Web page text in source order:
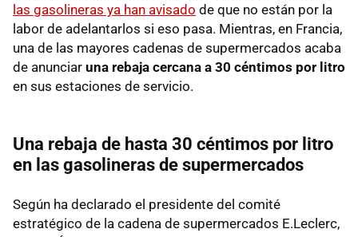
las gasolineras ya han avisado de que no están por la
labor de adelantarlos si eso pasa. Mientras, en Francia,
una de las mayores cadenas de supermercados acaba
de anunciar una rebaja cercana a 30 céntimos por litro
en sus estaciones de servicio.
Una rebaja de hasta 30 céntimos por litro
en las gasolineras de supermercados
Según ha declarado el presidente del comité
estratégico de la cadena de supermercados E.Leclerc,